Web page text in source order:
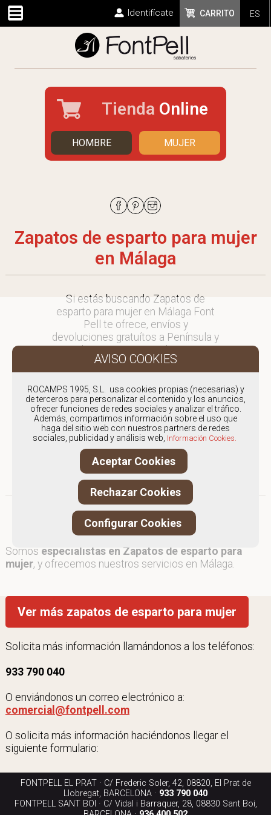
ES
CARRITO
Identifícate
Tienda Online
HOMBRE MUJER
Zapatos de esparto para mujer
en Málaga
Si estás buscando Zapatos de
esparto para mujer en Málaga Font
Pell te ofrece, envíos y
devoluciones gratuítos a Península y
consultar
en comercial@fontpell.com.
Los envíos a Málaga gestionados
entre semana se entregarán en
menos de 48 horas; los pedidos
realizados en fin de semana, el
producto se enviará a partir del
lunes.
Somos especialistas en Zapatos de esparto para
mujer, y ofrecemos nuestros servicios en Málaga.
Ver más zapatos de esparto para mujer
Solicita más información llamándonos a los teléfonos:
933 790 040
O enviándonos un correo electrónico a:
comercial@fontpell.com
O solicita más información haciéndonos llegar el
siguiente formulario:
FONTPELL EL PRAT · C/ Frederic Soler, 42, 08820, El Prat de
Llobregat, BARCELONA · 933 790 040
FONTPELL SANT BOI · C/ Vidal i Barraquer, 28, 08830 Sant Boi,
ROCAMPS 1995, S.L. usa cookies propias (necesarias) y
de terceros para personalizar el contenido y los anuncios,
ofrecer funciones de redes sociales y analizar el tráfico.
Además, compartimos información sobre el uso que
haga del sitio web con nuestros partners de redes
sociales, publicidad y análisis web, Información Cookies.
Aceptar Cookies
Rechazar Cookies
Configurar Cookies